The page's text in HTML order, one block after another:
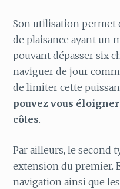
Son utilisation permet
de plaisance ayant un
pouvant dépasser six
naviguer de jour
de limiter cette
pouvez vous
côtes.
Par ailleurs, le second
extension du premier.
navigation ainsi que